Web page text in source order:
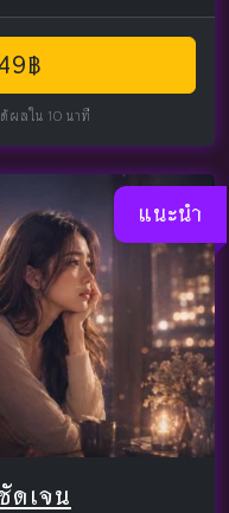
฿
ผลใน 10 นาที
แนะนำ
ดเจน